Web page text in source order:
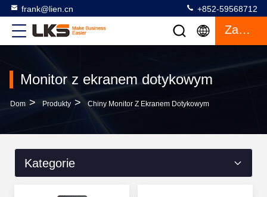
frank@lien.cn +852-59568712
Zacytować
Monitor z ekranem dotykowym
Dom > Produkty > Chiny Monitor Z Ekranem Dotykowym
Kategorie